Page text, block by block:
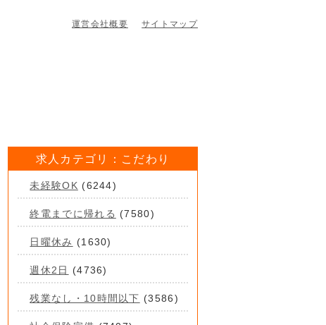
運営会社概要
サイトマップ
求人カテゴリ：こだわり
未経験OK (6244)
終電までに帰れる (7580)
日曜休み (1630)
週休2日 (4736)
残業なし・10時間以下 (3586)